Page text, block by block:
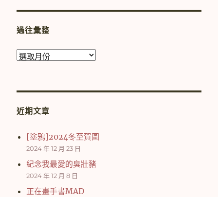
過往彙整
過
近期文章
[塗鴉]2024冬至賀圖
2024 年 12 月 23 日
紀念我最愛的臭壯豬
2024 年 12 月 8 日
正在畫手書MAD